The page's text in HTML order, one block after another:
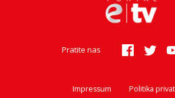
Pratite nas
Impressum Politika